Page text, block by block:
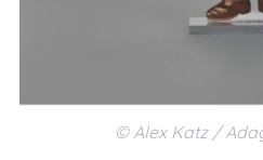
© Alex Katz /